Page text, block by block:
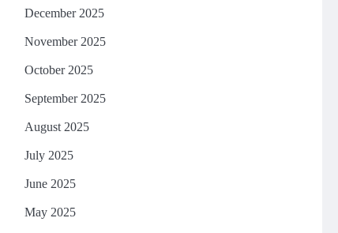
December 2025
November 2025
October 2025
September 2025
August 2025
July 2025
June 2025
May 2025